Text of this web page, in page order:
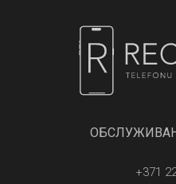
+371